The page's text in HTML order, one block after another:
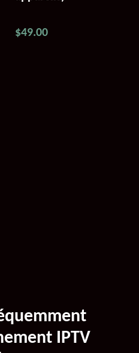
$49.00
IPTV